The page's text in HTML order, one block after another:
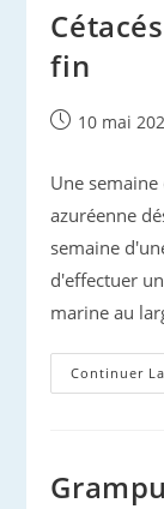
fin
Publication
10 mai
Une
azuréenne
semaine
d'effectuer
marine au
Continuer